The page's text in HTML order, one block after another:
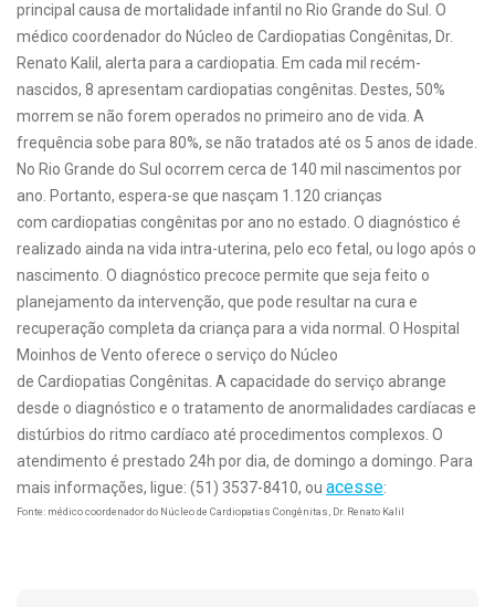
principal causa de mortalidade infantil no Rio Grande do Sul. O
médico coordenador do Núcleo de Cardiopatias Congênitas, Dr.
Renato Kalil, alerta para a cardiopatia. Em cada mil recém-
nascidos, 8 apresentam cardiopatias congênitas. Destes, 50%
morrem se não forem operados no primeiro ano de vida. A
frequência sobe para 80%, se não tratados até os 5 anos de idade.
No Rio Grande do Sul ocorrem cerca de 140 mil nascimentos por
ano. Portanto, espera-se que nasçam 1.120 crianças
com cardiopatias congênitas por ano no estado. O diagnóstico é
realizado ainda na vida intra-uterina, pelo eco fetal, ou logo após o
nascimento. O diagnóstico precoce permite que seja feito o
planejamento da intervenção, que pode resultar na cura e
recuperação completa da criança para a vida normal. O Hospital
Moinhos de Vento oferece o serviço do Núcleo
de Cardiopatias Congênitas. A capacidade do serviço abrange
desde o diagnóstico e o tratamento de anormalidades cardíacas e
distúrbios do ritmo cardíaco até procedimentos complexos. O
atendimento é prestado 24h por dia, de domingo a domingo. Para
mais informações, ligue: (51) 3537-8410, ou acesse:
Fonte: médico coordenador do Núcleo de Cardiopatias Congênitas, Dr. Renato Kalil